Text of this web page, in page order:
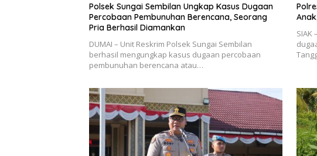
Polsek Sungai Sembilan Ungkap Kasus Dugaan
Percobaan Pembunuhan Berencana, Seorang
Pria Berhasil Diamankan
DUMAI – Unit Reskrim Polsek Sungai Sembilan
berhasil mengungkap kasus dugaan percobaan
pembunuhan berencana atau…
SIAK